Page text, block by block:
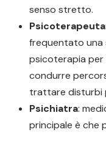
senso stretto.
Psicoterapeuta
frequentato una
psicoterapia per
condurre
trattare disturbi
Psichiatra:
principale è che